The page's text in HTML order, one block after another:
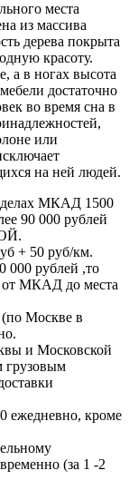
места
из массива
дерева покрыта
красоту.
а в ногах высота
достаточно
во время сна в
или
на ней людей.
МКАД 1500
90 000 рублей
+ 50 руб/км.
000 рублей ,то
от МКАД до места
(по Москве в
и Московской
грузовым
ежедневно, кроме
(за 1 -2